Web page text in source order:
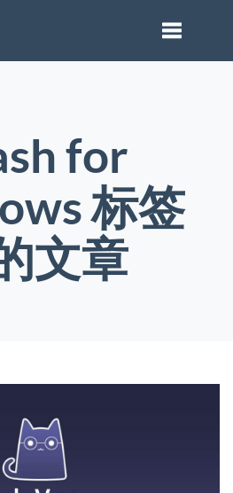
for
标签
文章